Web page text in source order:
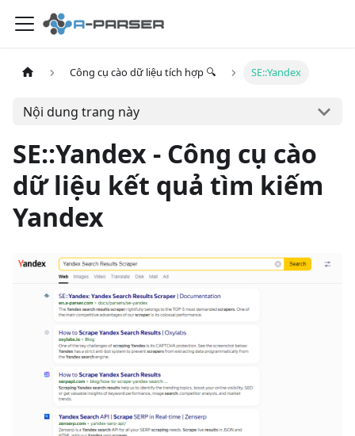
Công cụ cào dữ liệu tích hợp 🔍 SE::Yandex
Nội dung trang này
SE::Yandex - Công cụ cào
dữ liệu kết quả tìm kiếm
Yandex